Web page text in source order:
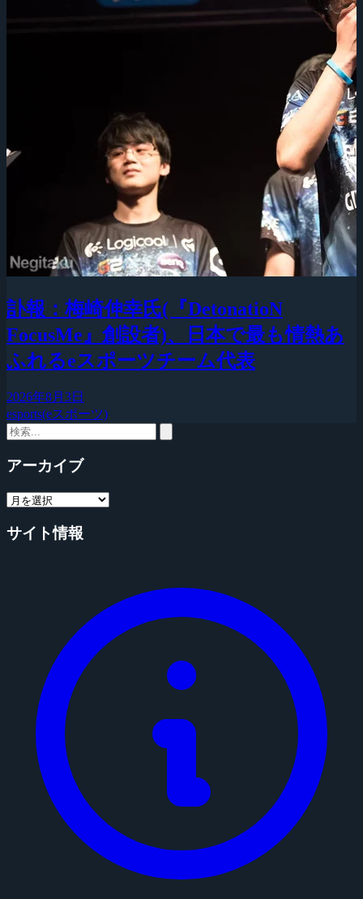
訃報：梅崎伸幸氏(『DetonatioN
FocusMe』創設者)、日本で最も情熱あ
ふれるeスポーツチーム代表
2026年8月3日
esports(eスポーツ)
アーカイブ
サイト情報